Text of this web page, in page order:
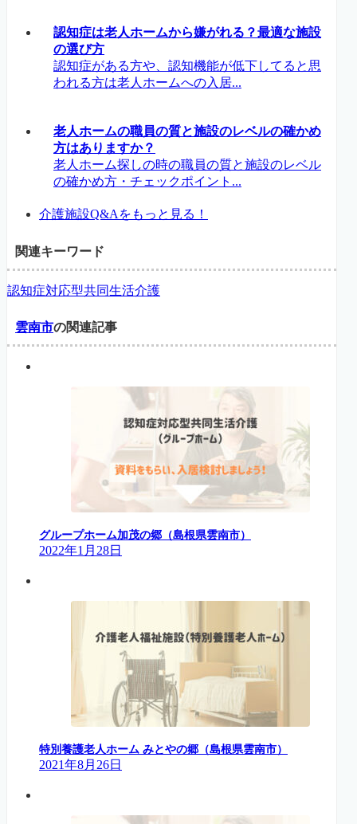
認知症は老人ホームから嫌がれる？最適な施設
の選び方
認知症がある方や、認知機能が低下してると思
われる方は老人ホームへの入居...
老人ホームの職員の質と施設のレベルの確かめ
方はありますか？
老人ホーム探しの時の職員の質と施設のレベル
の確かめ方・チェックポイント...
介護施設Q&Aをもっと見る！
関連キーワード
認知症対応型共同生活介護
雲南市の関連記事
グループホーム加茂の郷（島根県雲南市）
2022年1月28日
特別養護老人ホーム みとやの郷（島根県雲南市）
2021年8月26日